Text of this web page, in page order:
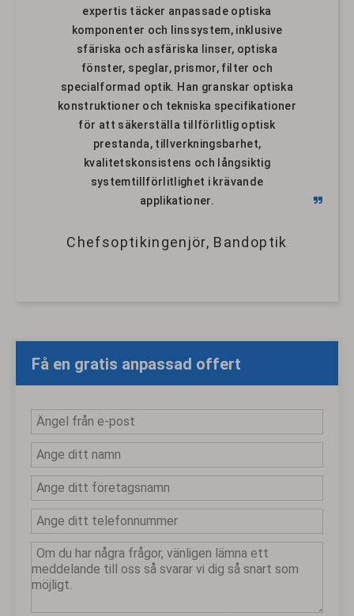
expertis täcker anpassade optiska
komponenter och linssystem, inklusive
sfäriska och asfäriska linser, optiska
fönster, speglar, prismor, filter och
specialformad optik. Han granskar optiska
konstruktioner och tekniska specifikationer
för att säkerställa tillförlitlig optisk
prestanda, tillverkningsbarhet,
kvalitetskonsistens och långsiktig
systemtillförlitlighet i krävande
applikationer.
Chefsoptikingenjör, Bandoptik
Få en gratis anpassad offert